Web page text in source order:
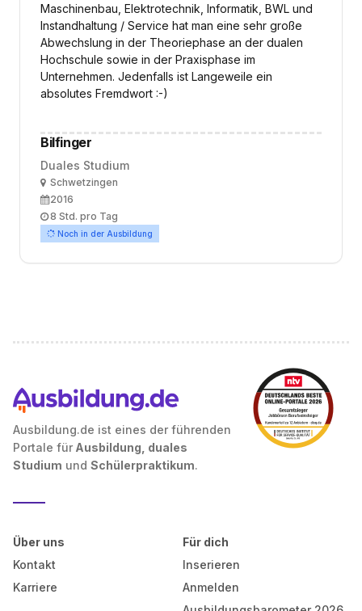
Maschinenbau, Elektrotechnik, Informatik, BWL und
Instandhaltung / Service hat man eine sehr große
Abwechslung in der Theoriephase an der dualen
Hochschule sowie in der Praxisphase im
Unternehmen. Jedenfalls ist Langeweile ein
absolutes Fremdwort :-)
Bilfinger
Duales Studium
OrtSchwetzingen
Ausbildungsbeginn
2016
Arbeitszeit
8 Std. pro Tag
Noch in der Ausbildung
Ausbildung.de ist eines der führenden
Portale für Ausbildung, duales
Studium und Schülerpraktikum.
Über uns
Kontakt
Karriere
Für dich
Inserieren
Anmelden